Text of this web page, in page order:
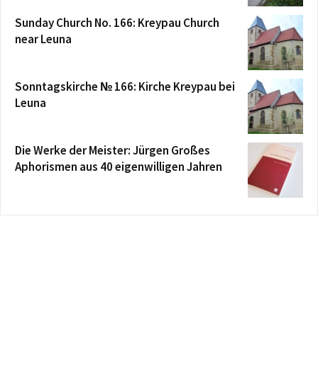
Sunday Church No. 166: Kreypau Church
near Leuna
Sonntagskirche № 166: Kirche Kreypau bei
Leuna
Die Werke der Meister: Jürgen Großes
Aphorismen aus 40 eigenwilligen Jahren